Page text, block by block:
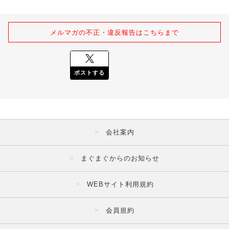
メルマガの不正・違反報告はこちらまで
ポストする
会社案内
まぐまぐからのお知らせ
WEBサイト利用規約
会員規約